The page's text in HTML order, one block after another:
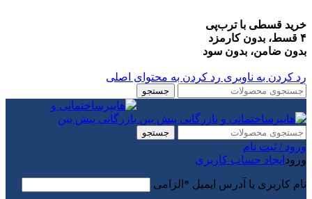
خرید قسطی با ترب‌پی
۴ قسط، بدون کارمزد
بدون ضامن، بدون سود
رد کردن به ناوبری رد کردن به محتوای اصلی
جستجو
جستجو
ورود / ثبت نام
ورود ایجاد حساب کاربری
نام کاربری یا آدرس ایمیل * الزامی